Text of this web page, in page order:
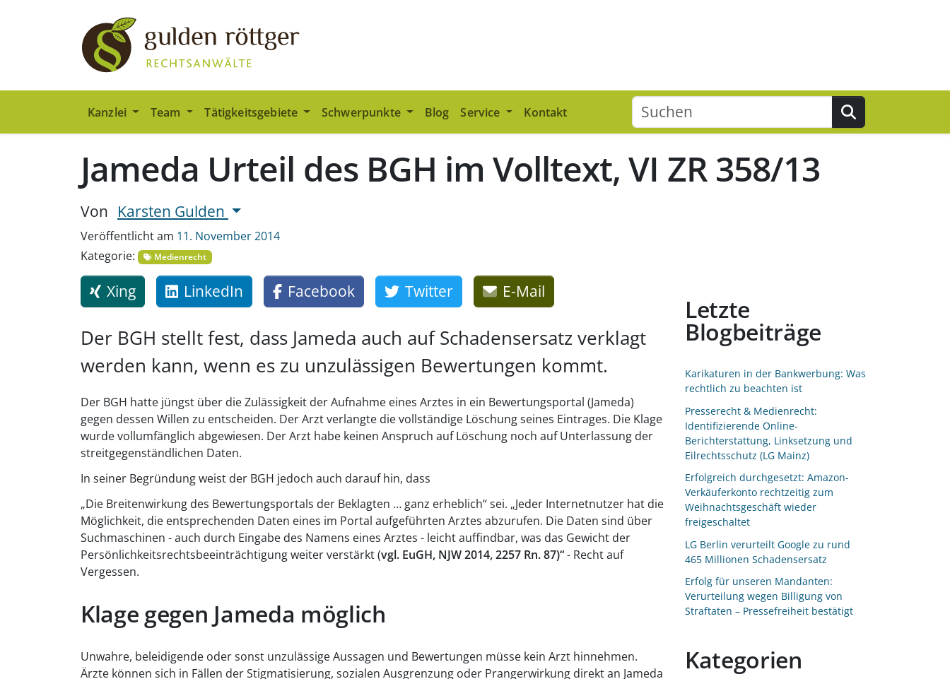
Kanzlei Team Tätigkeitsgebiete Schwerpunkte Blog Service Kontakt
Suchen
Jameda Urteil des BGH im Volltext, VI ZR 358/13
Von Karsten Gulden
Veröffentlicht am 11. November 2014
Kategorie:
Medienrecht
Xing LinkedIn Facebook Twitter E-Mail
Der BGH stellt fest, dass Jameda auch auf Schadensersatz verklagt
werden kann, wenn es zu unzulässigen Bewertungen kommt.
Der BGH hatte jüngst über die Zulässigkeit der Aufnahme eines Arztes in ein Bewertungsportal (Jameda)
gegen dessen Willen zu entscheiden. Der Arzt verlangte die vollständige Löschung seines Eintrages. Die Klage
wurde vollumfänglich abgewiesen. Der Arzt habe keinen Anspruch auf Löschung noch auf Unterlassung der
streitgegenständlichen Daten.
In seiner Begründung weist der BGH jedoch auch darauf hin, dass
„Die Breitenwirkung des Bewertungsportals der Beklagten … ganz erheblich“ sei. „Jeder Internetnutzer hat die
Möglichkeit, die entsprechenden Daten eines im Portal aufgeführten Arztes abzurufen. Die Daten sind über
Suchmaschinen - auch durch Eingabe des Namens eines Arztes - leicht auffindbar, was das Gewicht der
Persönlichkeitsrechtsbeeinträchtigung weiter verstärkt (vgl. EuGH, NJW 2014, 2257 Rn. 87)“- Recht auf
Vergessen.
Klage gegen Jameda möglich
Unwahre, beleidigende oder sonst unzulässige Aussagen und Bewertungen müsse kein Arzt hinnehmen.
Ärzte können sich in Fällen der Stigmatisierung, sozialen Ausgrenzung oder Prangerwirkung direkt an Jameda
Letzte
Blogbeiträge
Karikaturen in der Bankwerbung: Was
rechtlich zu beachten ist
Presserecht & Medienrecht:
Identifizierende Online-
Berichterstattung, Linksetzung und
Eilrechtsschutz (LG Mainz)
Erfolgreich durchgesetzt: Amazon-
Verkäuferkonto rechtzeitig zum
Weihnachtsgeschäft wieder
freigeschaltet
LG Berlin verurteilt Google zu rund
465 Millionen Schadensersatz
Erfolg für unseren Mandanten:
Verurteilung wegen Billigung von
Straftaten – Pressefreiheit bestätigt
Kategorien